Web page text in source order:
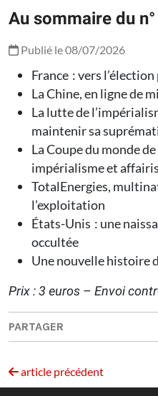
Au sommaire du
Publié le 08/07/2026
France : vers
La Chine, en ligne de
La lutte de
maintenir sa
La Coupe du monde
impérialisme et
TotalEnergies,
l’exploitation
États-Unis : une
occultée
Une nouvelle histoire
Prix : 3 euros – Envoi
PARTAGER
article précédent